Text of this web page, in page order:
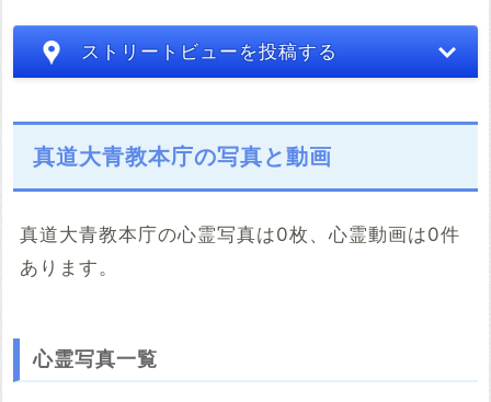
ストリートビューを投稿する
※「共有HTML」はパソコンでしか取得できないようです
真道大青教本庁の写真と動画
真道大青教本庁の心霊写真は0枚、心霊動画は0件
あります。
心霊写真一覧